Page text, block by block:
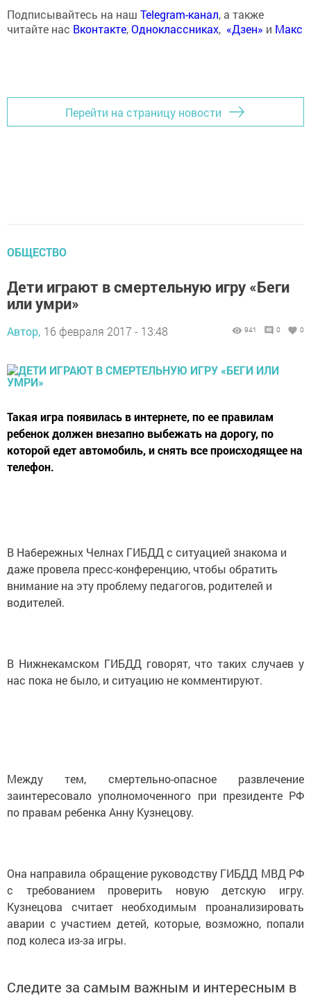
Подписывайтесь на наш Telegram-канал, а также
читайте нас Вконтакте,Одноклассниках, «Дзен» и Макс
Перейти на страницу новости
ОБЩЕСТВО
Дети играют в смертельную игру «Беги
или умри»
Автор, 16 февраля 2017 - 13:48 941 0 0
Такая игра появилась в интернете, по ее правилам
ребенок должен внезапно выбежать на дорогу, по
которой едет автомобиль, и снять все происходящее на
телефон.
В Набережных Челнах ГИБДД с ситуацией знакома и
даже провела пресс-конференцию, чтобы обратить
внимание на эту проблему педагогов, родителей и
водителей.
В Нижнекамском ГИБДД говорят, что таких случаев у
нас пока не было, и ситуацию не комментируют.
Между тем, смертельно-опасное развлечение
заинтересовало уполномоченного при президенте РФ
по правам ребенка Анну Кузнецову.
Она направила обращение руководству ГИБДД МВД РФ
с требованием проверить новую детскую игру.
Кузнецова считает необходимым проанализировать
аварии с участием детей, которые, возможно, попали
под колеса из-за игры.
Следите за самым важным и интересным в